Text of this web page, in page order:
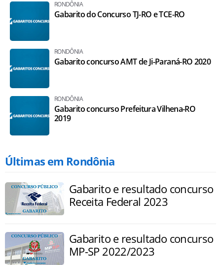
RONDÔNIA
Gabarito do Concurso TJ-RO e TCE-RO
RONDÔNIA
Gabarito concurso AMT de Ji-Paraná-RO 2020
RONDÔNIA
Gabarito concurso Prefeitura Vilhena-RO
2019
Últimas em Rondônia
Gabarito e resultado concurso
Receita Federal 2023
Gabarito e resultado concurso
MP-SP 2022/2023